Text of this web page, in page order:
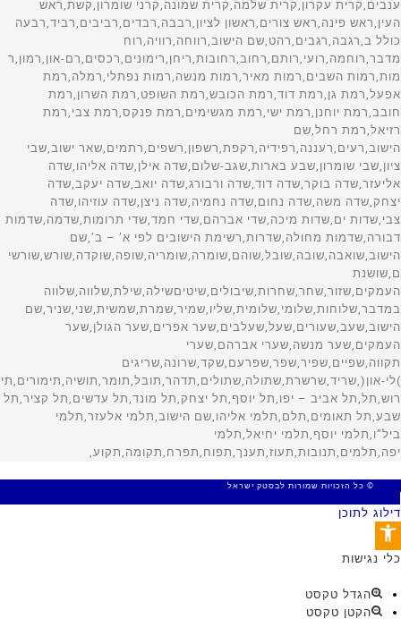
© כל הזכויות שמורות לבסטק ישראל
דילוג לתוכן
פתח סרגל נגישות
כלי נגישות
הגדל טקסט
הקטן טקסט